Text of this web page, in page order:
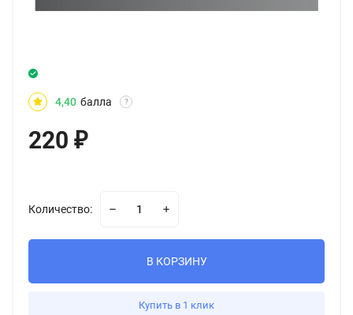
4,40 балла ?
220 ₽
Количество:
В КОРЗИНУ
Купить в 1 клик